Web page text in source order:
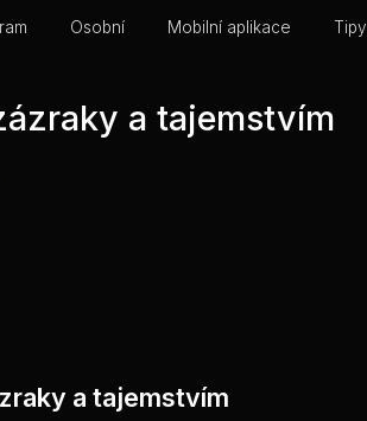
Osobní Mobilní aplikace Tipy
a tajemstvím
a tajemstvím